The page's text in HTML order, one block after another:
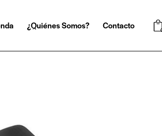
¿Quiénes Somos? Contacto